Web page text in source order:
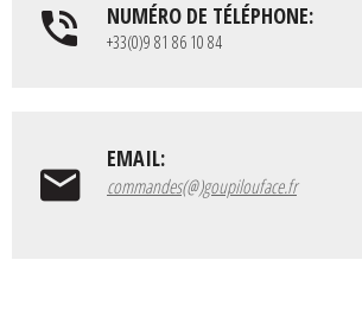
NUMÉRO DE TÉLÉPHONE:
+33(0)9 81 86 10 84
EMAIL:
commandes(@)goupilouface.fr